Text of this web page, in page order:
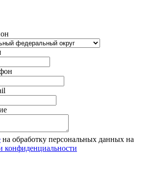
на обработку персональных данных на
конфиденциальности